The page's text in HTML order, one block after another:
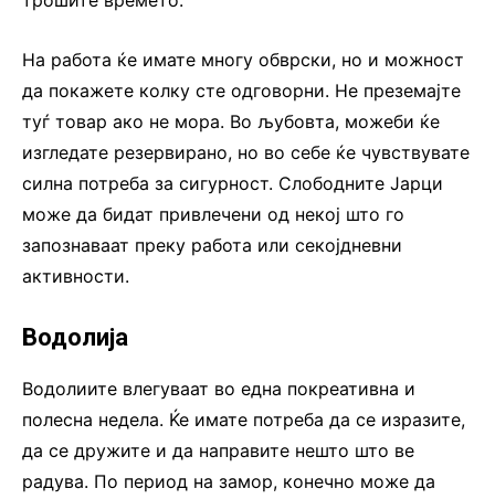
На работа ќе имате многу обврски, но и можност
да покажете колку сте одговорни. Не преземајте
туѓ товар ако не мора. Во љубовта, можеби ќе
изгледате резервирано, но во себе ќе чувствувате
силна потреба за сигурност. Слободните Јарци
може да бидат привлечени од некој што го
запознаваат преку работа или секојдневни
активности.
Водолија
Водолиите влегуваат во една покреативна и
полесна недела. Ќе имате потреба да се изразите,
да се дружите и да направите нешто што ве
радува. По период на замор, конечно може да